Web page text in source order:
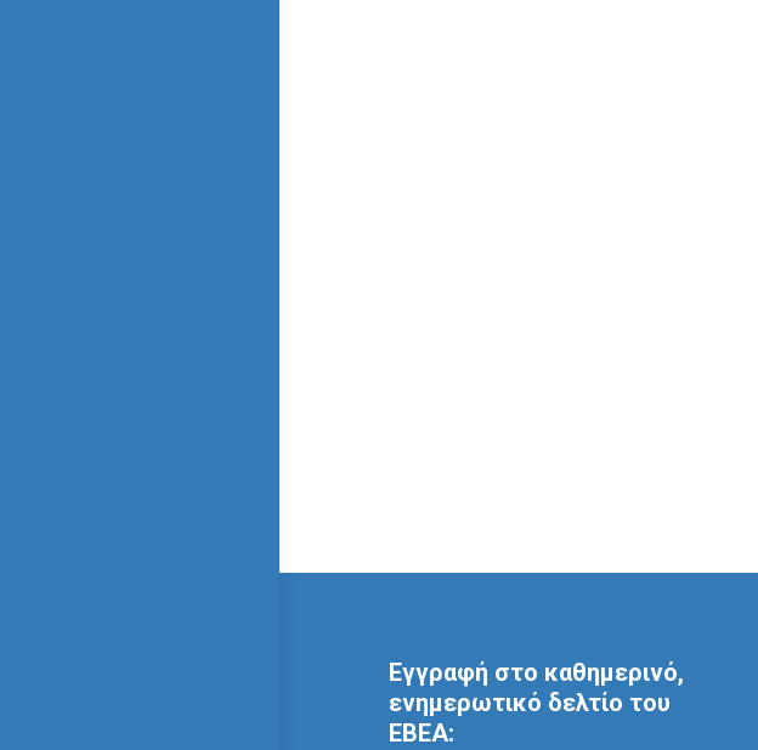
Εγγραφή στο καθημερινό,
ενημερωτικό δελτίο του
ΕΒΕΑ: